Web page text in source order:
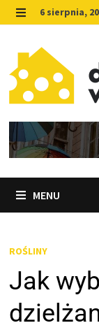
Skip
to
content
MENU
6 sierpnia,
MENU
ROŚLINY
Jak